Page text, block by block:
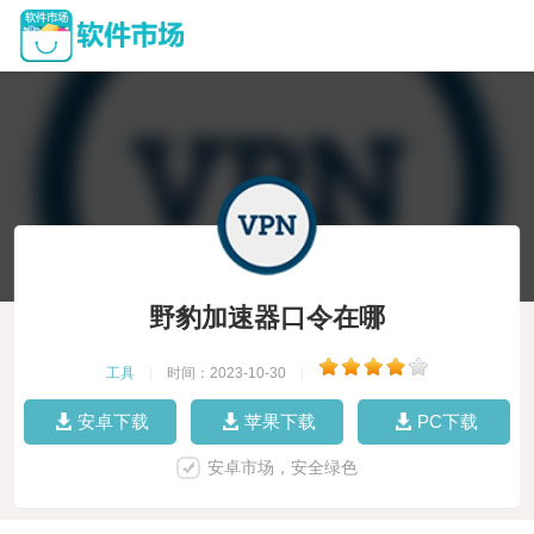
野豹加速器口令在哪
工具 时间：2023-10-30
安卓下载 苹果下载 PC下载
安卓市场，安全绿色